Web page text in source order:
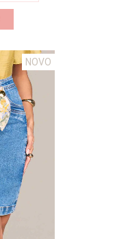
NOVO